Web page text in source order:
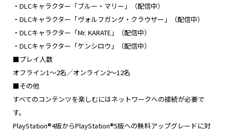
・DLCキャラクター「ブルー・マリー」（配信中）
・DLCキャラクター「ヴォルフガング・クラウザー」（配信中）
・DLCキャラクター「Mr. KARATE」（配信中）
・DLCキャラクター「ケンシロウ」（配信中）
■プレイ人数
オフライン1～2名／オンライン2～12名
■その他
すべてのコンテンツを楽しむにはネットワークへの接続が必要で
す。
PlayStation®4版からPlayStation®5版への無料アップグレードに対